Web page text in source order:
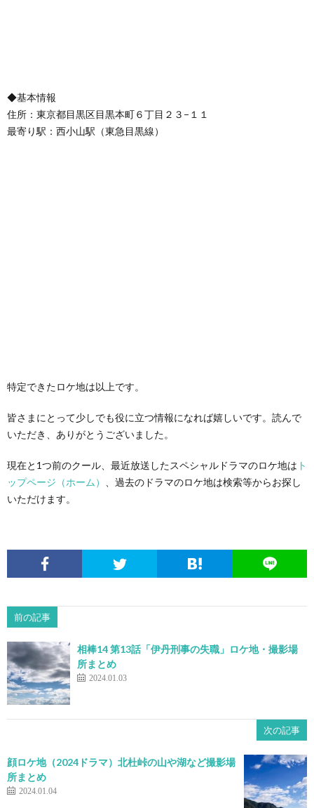
◆基本情報
住所：東京都目黒区目黒本町６丁目２３−１１
最寄り駅：西小山駅（東急目黒線）
特定できたロケ地は以上です。
皆さまにとって少しでも役に立つ情報になれば嬉しいです。読んで
いただき、ありがとうございました。
現在と1つ前のクール、最近放送したスペシャルドラマのロケ地は ト
ップページ（ホーム）
、過去のドラマのロケ地は検索等からお探し
いただけます。
前の記事
相棒14 第13話「伊丹刑事の失職」ロケ地・撮影場
所まとめ
2024.01.03
次の記事
顔ロケ地（2024ドラマ）北杜峠の山や湖など撮影場
所まとめ
2024.01.04